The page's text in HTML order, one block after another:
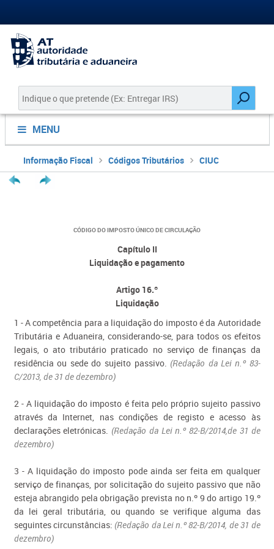
MENU
Informação Fiscal Códigos Tributários CIUC
CÓDIGO DO IMPOSTO ÚNICO DE CIRCULAÇÃO
Capítulo II
Liquidação e pagamento
Artigo 16.º
Liquidação
1 - A competência para a liquidação do imposto é da Autoridade
Tributária e Aduaneira, considerando-se, para todos os efeitos
legais, o ato tributário praticado no serviço de finanças da
residência ou sede do sujeito passivo. (Redação da Lei n.º 83-
C/2013, de 31 de dezembro)
2 - A liquidação do imposto é feita pelo próprio sujeito passivo
através da Internet, nas condições de registo e acesso às
declarações eletrónicas. (Redação da Lei n.º 82-B/2014,de 31 de
dezembro)
3 - A liquidação do imposto pode ainda ser feita em qualquer
serviço de finanças, por solicitação do sujeito passivo que não
esteja abrangido pela obrigação prevista no n.º 9 do artigo 19.º
da lei geral tributária, ou quando se verifique alguma das
seguintes circunstâncias: (Redação da Lei n.º 82-B/2014, de 31 de
dezembro)